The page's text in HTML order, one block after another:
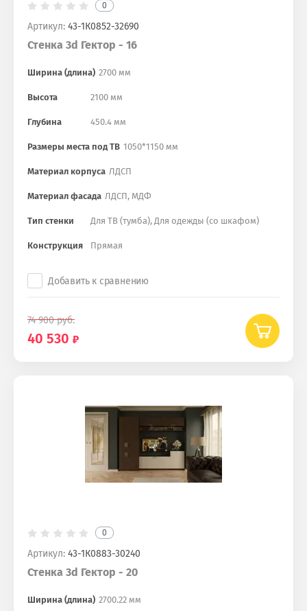
0
Артикул: 43-1К0852-32690
Стенка 3d Гектор - 16
Ширина (длина) 2700 мм
Высота 2100 мм
Глубина 450.4 мм
Размеры места под ТВ 1050*1150 мм
Материал корпуса ЛДСП
Материал фасада ЛДСП, МДФ
Тип стенки Для ТВ (тумба), Для одежды (со шкафом)
Конструкция Прямая
Добавить к сравнению
74 900руб.
40 530
0
Артикул: 43-1К0883-30240
Стенка 3d Гектор - 20
Ширина (длина) 2700.22 мм